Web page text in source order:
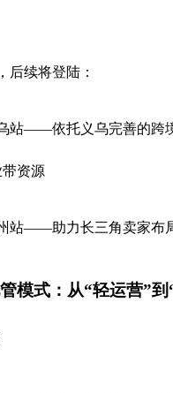
后续将登陆 ：
站——依托义乌完善的跨
资源
站——助力长三角卖家布
模式：从“轻运营”